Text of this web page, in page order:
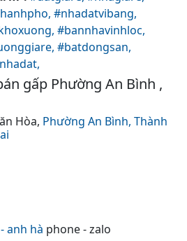
#nhadatvibang,
#bannhavinhloc,
#batdongsan,
gấp Phường An Bình ,
Hòa, Phường An Bình, Thành
anh hà phone - zalo